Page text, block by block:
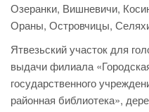
Озеранки, Вишневичи,
Ораны, Островчицы,
Ятвезьский участок для
выдачи филиала
государственного
районная библиотека»,